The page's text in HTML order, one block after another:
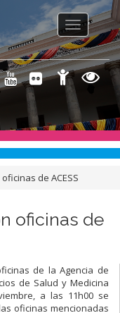
Toggle
de ACESS
oficinas de
de la Agencia de
de Salud y Medicina
a las 11h00 se
oficinas mencionadas